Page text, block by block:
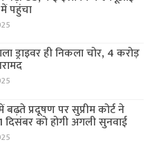
में पहुंचा
ड्राइवर ही निकला चोर, 4 करोड़
प्रदूषण पर सुप्रीम कोर्ट ने
दिसंबर को होगी अगली सुनवाई